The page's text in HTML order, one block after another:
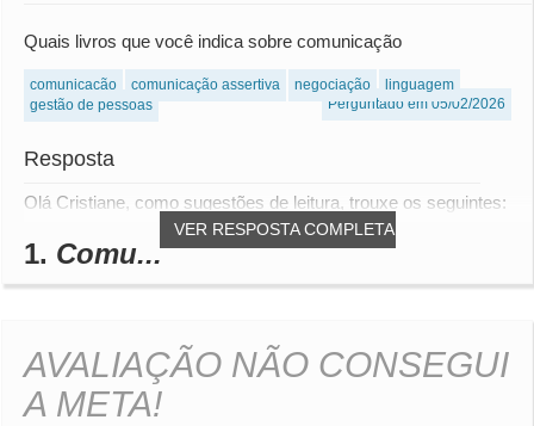
Quais livros que você indica sobre comunicação
comunicação comunicação assertiva negociação
linguagem
gestão de pessoas
Perguntado em 05/02/2026
Resposta
VER RESPOSTA COMPLETA
Olá Cristiane, como sugestões de leitura, trouxe os seguintes:
1. Comu...
AVALIAÇÃO NÃO CONSEGUI
A META!